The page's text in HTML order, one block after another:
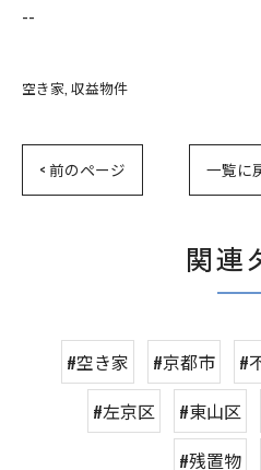
--
空き家 収益物件
< 前のページ 一覧に
関連
#空き家 #京都市 #
#左京区
#東山区
#残置物